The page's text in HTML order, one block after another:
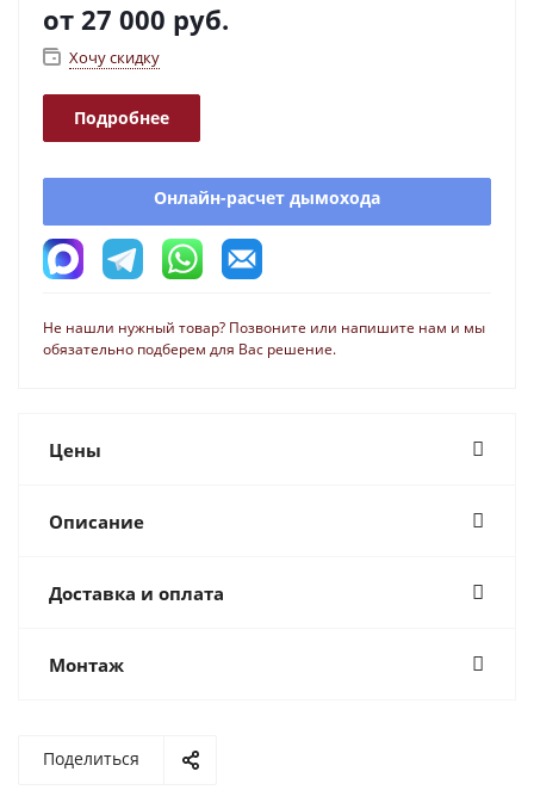
от 27 000 руб.
Хочу скидку
Подробнее
Онлайн-расчет дымохода
Не нашли нужный товар? Позвоните или напишите нам и мы
обязательно подберем для Вас решение.
Цены
Описание
Доставка и оплата
Монтаж
Поделиться